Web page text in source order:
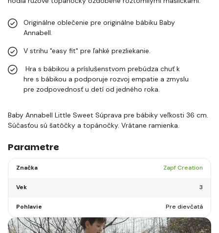
Originálne oblečenie pre originálne bábiku Baby
Annabell.
V strihu "easy fit" pre ľahké prezliekanie.
Hra s bábikou a príslušenstvom prebúdza chuť k
hre s bábikou a podporuje rozvoj empatie a zmyslu
pre zodpovednosť u detí od jedného roka.
Baby Annabell Little Sweet Súprava pre bábiky veľkosti 36 cm.
Súčasťou sú šatôčky a topánočky. Vrátane ramienka.
Parametre
Značka Zapf Creation
Vek 3
Pohlavie Pre dievčatá